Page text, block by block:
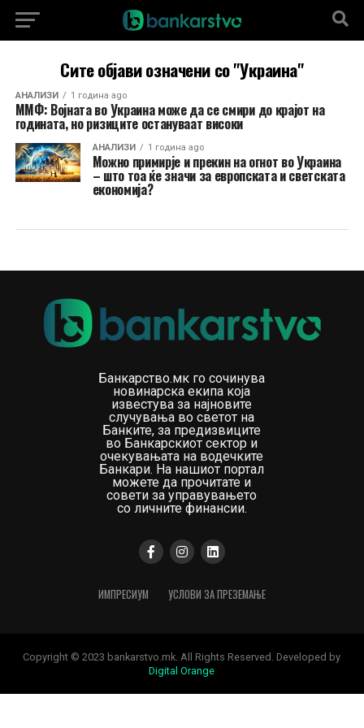
Сите објави означени со "Украина"
АНАЛИЗИ 1 година ago
ММФ: Војната во Украина може да се смири до крајот на
годината, но ризиците остануваат високи
АНАЛИЗИ 1 година ago
Можно примирје и прекин на огнот во Украина
– што тоа ќе значи за европската и светската
економија?
Банкарство.мк го сочинува
новинарска екипа која
известува за најновите
случувања во светот на
Банките, за предизвиците
во Банкарскиот сектор и
очекувањата на водечките
Банкари. На нашиот портал
можете да прочитате и
совети за управувањето
со личните финансии.
ИМПРЕСИУМ УСЛОВИ ЗА ПРЕЗЕМАЊЕ
Copyright © 2023 bankarstvo.mk. All Rights Reserved. Developed by
Digital Orange